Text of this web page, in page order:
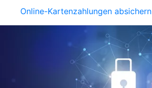
Online-Kartenzahlungen absichern